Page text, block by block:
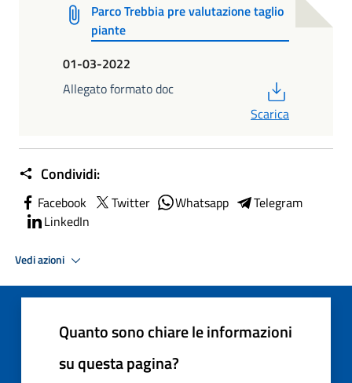
Parco Trebbia pre valutazione taglio
piante
01-03-2022
Allegato formato doc
Scarica
Condividi:
Facebook Twitter Whatsapp
Telegram
LinkedIn
Vedi azioni
Quanto sono chiare le informazioni
su questa pagina?